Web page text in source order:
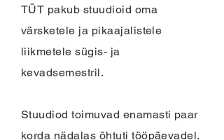
TÜT pakub stuudioid oma
värsketele ja pikaajalistele
liikmetele sügis- ja
kevadsemestril.
Stuudiod toimuvad enamasti paar
korda nädalas õhtuti tööpäevadel.